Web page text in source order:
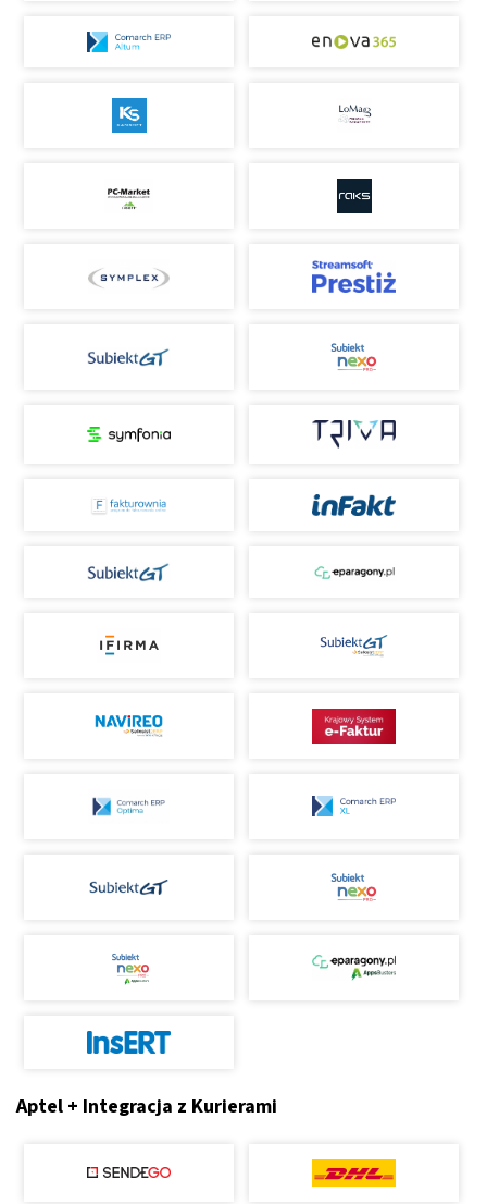
Aptel + Integracja z Kurierami